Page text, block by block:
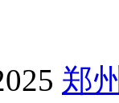
郑